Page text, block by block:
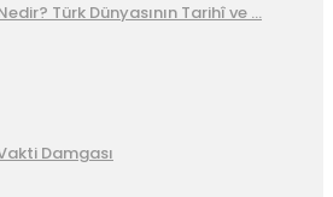
Türk Dünyasının Tarihî ve …
Damgası